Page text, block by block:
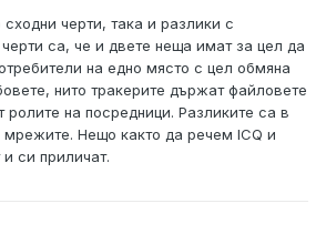
черти, така и разлики с
са, че и двете неща имат за цел да
на едно място с цел обмяна
нито тракерите държат файловете
ролите на посредници. Разликите са в
мрежите. Нещо както да речем ICQ и
си приличат.